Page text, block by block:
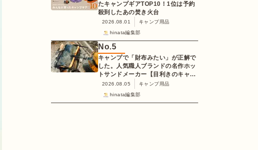
たキャンプギアTOP10！1位は予約
殺到したあの焚き火台
2026.08.01
キャンプ用品
hinata編集部
No.5
キャンプで「財布みたい」が正解で
した。人気職人ブランドの名作ホッ
トサンドメーカー【目利きのキャン
プギア】
2026.08.05
キャンプ用品
hinata編集部